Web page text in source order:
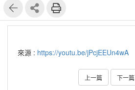
來源 : https://youtu.be/jPcjEEUn4wA
上一篇 下一篇